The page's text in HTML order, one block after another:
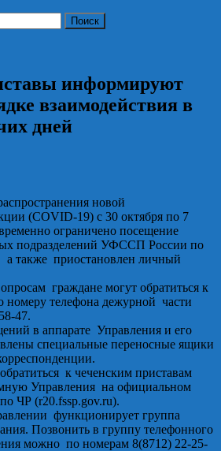
информируют
взаимодействия в
дней
новой
(COVID-19) с 30 октября по 7
ограничено посещение
подразделений УФССП России по
а также приостановлен личный
граждане могут обратиться к
номеру телефона дежурной части
47.
в аппарате Управления и его
специальные переносные ящики
к чеченским приставам
Управления на официальном
ЧР (r20.fssp.gov.ru).
функционирует группа
Позвонить в группу телефонного
можно по номерам 8(8712) 22-25-